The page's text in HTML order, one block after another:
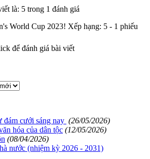
là: 5 trong 1 đánh giá
World Cup 2023! Xếp hạng: 5 - 1 phiếu
để đánh giá bài viết
cưới sáng nay (26/05/2026)
hóa của dân tộc (12/05/2026)
(08/04/2026)
nước (nhiệm kỳ 2026 - 2031)